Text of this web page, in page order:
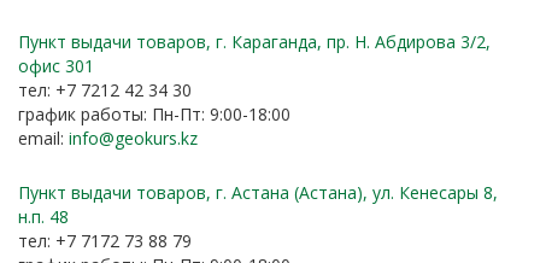
Пункт выдачи товаров, г. Караганда, пр. Н. Абдирова 3/2,
офис 301
тел: +7 7212 42 34 30
график работы: Пн-Пт: 9:00-18:00
email: info@geokurs.kz
Пункт выдачи товаров, г. Астана (Астана), ул. Кенесары 8,
н.п. 48
тел: +7 7172 73 88 79